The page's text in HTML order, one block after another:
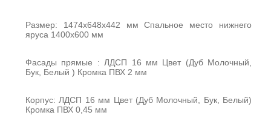
СТУЛЬЯ И СКАМЕЙКИ ДЛЯ
ДЕТСКОГО САДА (34)
ДЛЯ ДЕТСКОГО САДА (39)
ШКАФЫ ДЛЯ ПОЛОТЕНЕЦ
СТЕЛЛАЖИ И СТЕНКИ
(43)
Размер: 1474х648х442 мм Спальное место нижнего
яруса 1400х600 мм
Фасады прямые : ЛДСП 16 мм Цвет (Дуб Молочный,
Бук, Белый ) Кромка ПВХ 2 мм
Корпус: ЛДСП 16 мм Цвет (Дуб Молочный, Бук, Белый)
Кромка ПВХ 0,45 мм